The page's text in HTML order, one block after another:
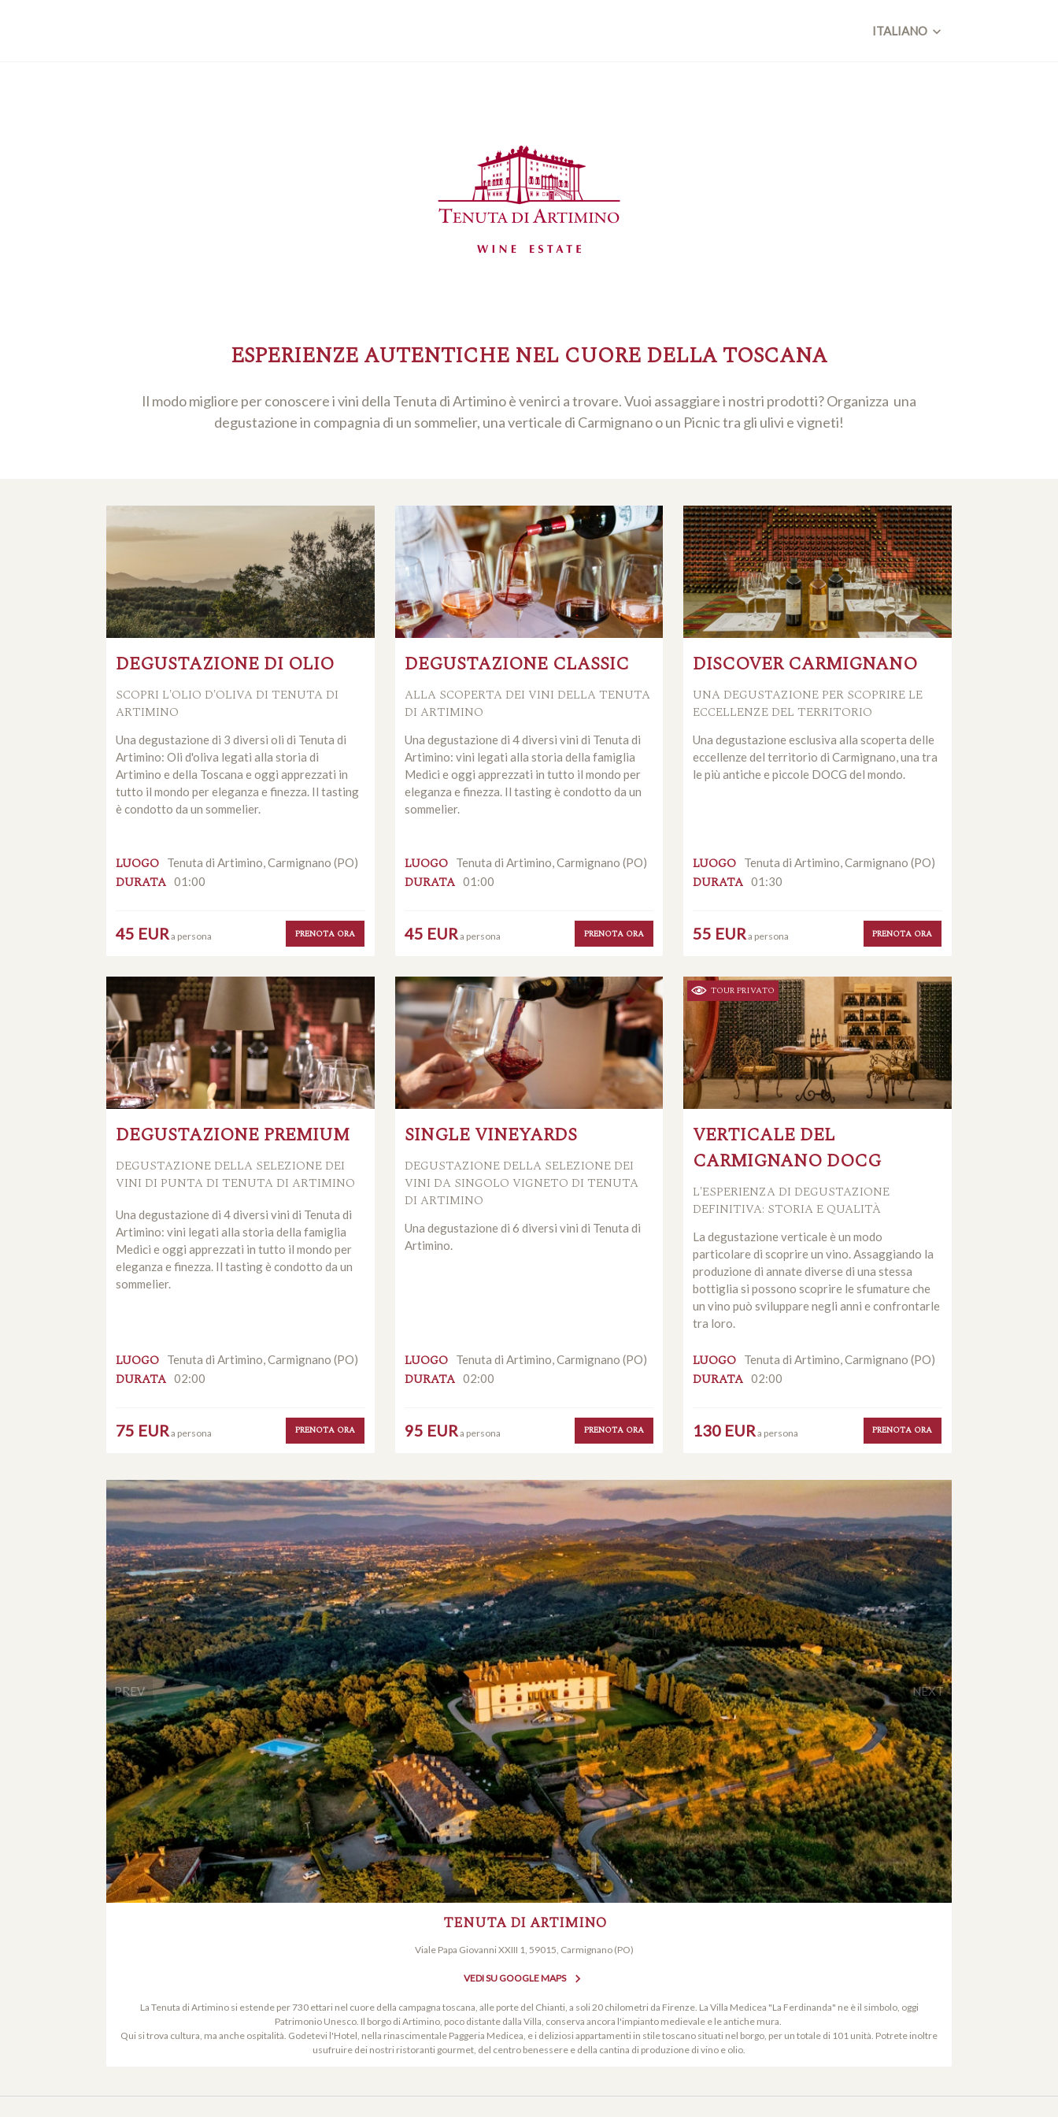
ITALIANO
ESPERIENZE AUTENTICHE NEL CUORE DELLA TOSCANA
Il modo migliore per conoscere i vini della Tenuta di Artimino è venirci a trovare. Vuoi assaggiare i nostri prodotti? Organizza una
degustazione in compagnia di un sommelier, una verticale di Carmignano o un Picnic tra gli ulivi e vigneti!
DEGUSTAZIONE DI OLIO
SCOPRI L'OLIO D'OLIVA DI TENUTA DI
ARTIMINO
Una degustazione di 3 diversi oli di Tenuta di
Artimino: Oli d'oliva legati alla storia di
Artimino e della Toscana e oggi apprezzati in
tutto il mondo per eleganza e finezza. Il tasting
è condotto da un sommelier.
LUOGO Tenuta di Artimino, Carmignano (PO)
DURATA 01:00
45 EURa persona PRENOTA ORA
DEGUSTAZIONE CLASSIC
ALLA SCOPERTA DEI VINI DELLA TENUTA
DI ARTIMINO
Una degustazione di 4 diversi vini di Tenuta di
Artimino: vini legati alla storia della famiglia
Medici e oggi apprezzati in tutto il mondo per
eleganza e finezza. Il tasting è condotto da un
sommelier.
LUOGO Tenuta di Artimino, Carmignano (PO)
DURATA 01:00
45 EURa persona PRENOTA ORA
DISCOVER CARMIGNANO
UNA DEGUSTAZIONE PER SCOPRIRE LE
ECCELLENZE DEL TERRITORIO
Una degustazione esclusiva alla scoperta delle
eccellenze del territorio di Carmignano, una tra
le più antiche e piccole DOCG del mondo.
LUOGO Tenuta di Artimino, Carmignano (PO)
DURATA 01:30
55 EURa persona PRENOTA ORA
DEGUSTAZIONE PREMIUM
DEGUSTAZIONE DELLA SELEZIONE DEI
VINI DI PUNTA DI TENUTA DI ARTIMINO
Una degustazione di 4 diversi vini di Tenuta di
Artimino: vini legati alla storia della famiglia
Medici e oggi apprezzati in tutto il mondo per
eleganza e finezza. Il tasting è condotto da un
sommelier.
LUOGO Tenuta di Artimino, Carmignano (PO)
DURATA 02:00
75 EURa persona PRENOTA ORA
SINGLE VINEYARDS
DEGUSTAZIONE DELLA SELEZIONE DEI
VINI DA SINGOLO VIGNETO DI TENUTA
DI ARTIMINO
Una degustazione di 6 diversi vini di Tenuta di
Artimino.
LUOGO Tenuta di Artimino, Carmignano (PO)
DURATA 02:00
95 EURa persona PRENOTA ORA
TOUR PRIVATO
VERTICALE DEL
CARMIGNANO DOCG
L'ESPERIENZA DI DEGUSTAZIONE
DEFINITIVA: STORIA E QUALITÀ
La degustazione verticale è un modo
particolare di scoprire un vino. Assaggiando la
produzione di annate diverse di una stessa
bottiglia si possono scoprire le sfumature che
un vino può sviluppare negli anni e confrontarle
tra loro.
LUOGO Tenuta di Artimino, Carmignano (PO)
DURATA 02:00
130 EURa persona PRENOTA ORA
PREV NEXT
TENUTA DI ARTIMINO
Viale Papa Giovanni XXIII 1, 59015, Carmignano (PO)
VEDI SU GOOGLE MAPS
La Tenuta di Artimino si estende per 730 ettari nel cuore della campagna toscana, alle porte del Chianti, a soli 20 chilometri da Firenze. La Villa Medicea "La Ferdinanda" ne è il simbolo, oggi
Patrimonio Unesco. Il borgo di Artimino, poco distante dalla Villa, conserva ancora l'impianto medievale e le antiche mura.
Qui si trova cultura, ma anche ospitalità. Godetevi l'Hotel, nella rinascimentale Paggeria Medicea, e i deliziosi appartamenti in stile toscano situati nel borgo, per un totale di 101 unità. Potrete inoltre
usufruire dei nostri ristoranti gourmet, del centro benessere e della cantina di produzione di vino e olio.